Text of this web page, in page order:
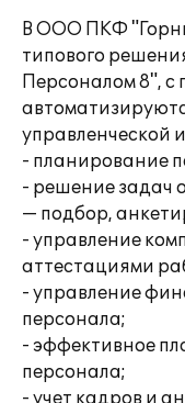
В ООО ПКФ
типового
Персоналом 8", с
управленческой
- планирование
- решение задач
— подбор,
- управление
аттестациями
- управление
персонала;
- эффективное
персонала;
- учет кадров и